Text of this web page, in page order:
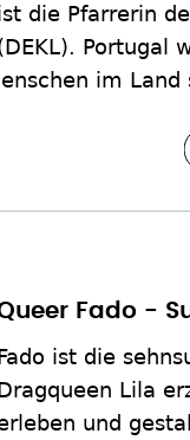
die Pfarrerin
Portugal
im Land
Fado -
ist die
Lila
und